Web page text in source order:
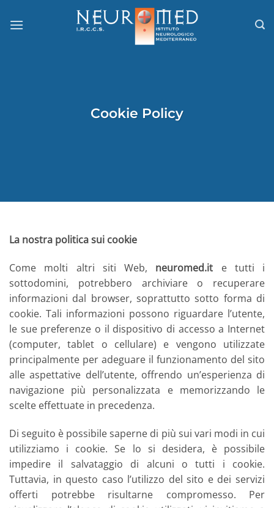
Cookie Policy
La nostra politica sui cookie
Come molti altri siti Web, neuromed.it e tutti i
sottodomini, potrebbero archiviare o recuperare
informazioni dal browser, soprattutto sotto forma di
cookie. Tali informazioni possono riguardare l’utente,
le sue preferenze o il dispositivo di accesso a Internet
(computer, tablet o cellulare) e vengono utilizzate
principalmente per adeguare il funzionamento del sito
alle aspettative dell’utente, offrendo un’esperienza di
navigazione più personalizzata e memorizzando le
scelte effettuate in precedenza.
Di seguito è possibile saperne di più sui vari modi in cui
utilizziamo i cookie. Se lo si desidera, è possibile
impedire il salvataggio di alcuni o tutti i cookie.
Tuttavia, in questo caso l’utilizzo del sito e dei servizi
offerti potrebbe risultarne compromesso. Per